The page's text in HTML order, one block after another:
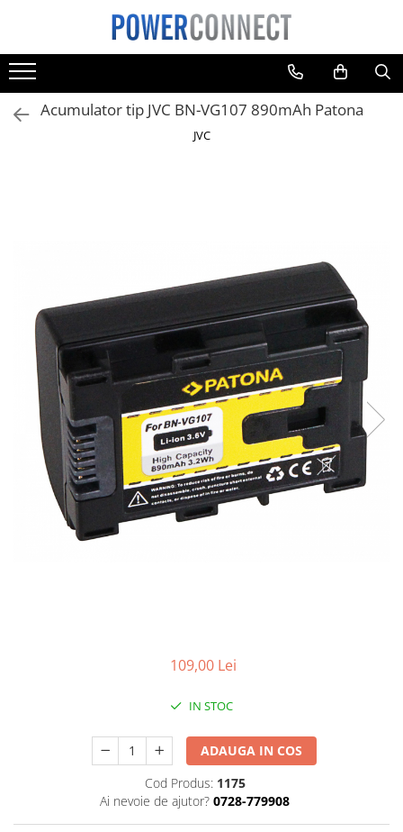
Toate Produsele
Sisteme filtrare apa
Sisteme filtrare apa
Diverse
Adaptoare
Boxe portabile
Console
Gripuri
Laptop
POS/Scanere coduri de bare
Scule electrice
Smartwatch
Telefoane mobile
Produse de bucatarie kjøk
Acumulator tip JVC BN-VG107 890mAh Patona
JVC
109,00 Lei
IN STOC
ADAUGA IN COS
Cod Produs: 1175
Ai nevoie de ajutor? 0728-779908